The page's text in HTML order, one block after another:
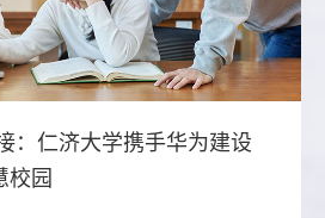
：仁济大学携手华为建设
校园